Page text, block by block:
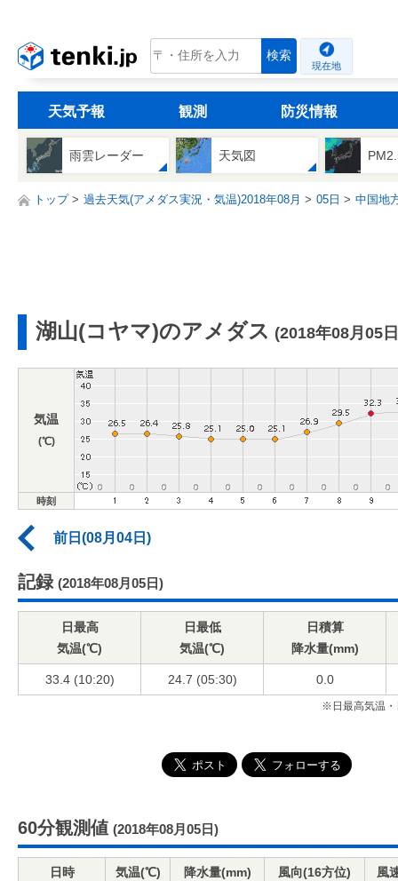
tenki.jp 検索
現在地
天気予報 観測 防災情報
雨雲レーダー 天気図
トップ 過去天気(アメダス実況・気温)2018年08月 05日 中国地
湖山(コヤマ)のアメダス (2018年08月05
気温
(℃)
時刻
前日(08月04日)
記録 (2018年08月05日)
日最高
気温(℃)
日最低
気温(℃)
日積算
降水量(mm)
33.4 (10:20) 24.7 (05:30) 0.0
※日最高気温・
60分観測値 (2018年08月05日)
日時 気温(℃) 降水量(mm) 風向(16方位) 風